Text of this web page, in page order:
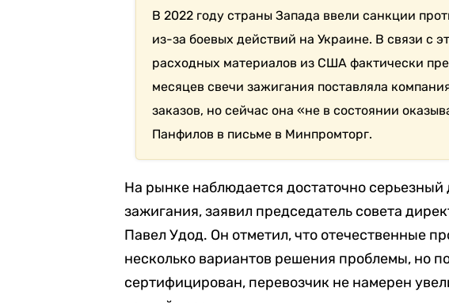
В 2022 году страны Запада ввели санкции
из-за боевых действий на Украине. В связи с
расходных материалов из США фактически
месяцев свечи зажигания поставляла
заказов, но сейчас она «не в состоянии
Панфилов в письме в Минпромторг.
На рынке наблюдается достаточно
зажигания, заявил председатель совета
Павел Удод. Он отметил, что отечественные
несколько вариантов решения проблемы, но
сертифицирован, перевозчик не намерен